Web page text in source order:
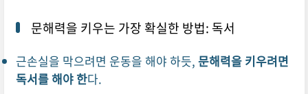
문해력을 키우는 가장 확실한 방법: 독서
근손실을 막으려면 운동을 해야 하듯, 문해력을 키우려면
독서를 해야 한다.